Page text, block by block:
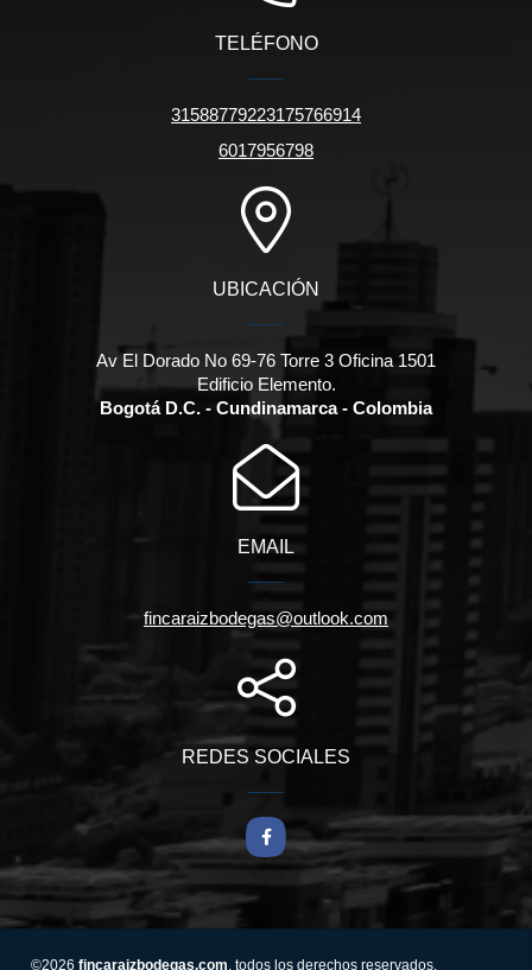
TELÉFONO
31588779223175766914
6017956798
UBICACIÓN
Av El Dorado No 69-76 Torre 3 Oficina 1501
Edificio Elemento.
Bogotá D.C. - Cundinamarca - Colombia
EMAIL
fincaraizbodegas@outlook.com
REDES SOCIALES
Facebook
©2026 fincaraizbodegas.com, todos los derechos reservados.